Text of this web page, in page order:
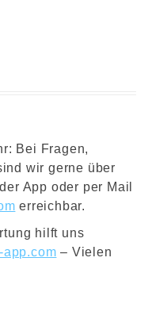
Bei Fragen,
wir gerne über
App oder per Mail
erreichbar.
hilft uns
app.com – Vielen